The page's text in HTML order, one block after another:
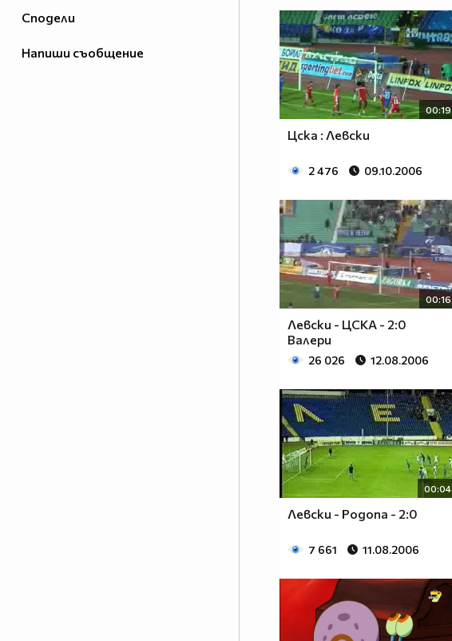
Сподели
Напиши съобщение
00:19
Цска : Левски
2 476 09.10.2006
00:16
Левски - ЦСКА - 2:0
Валери
26 026 12.08.2006
00:04
Левски - Родопа - 2:0
7 661 11.08.2006